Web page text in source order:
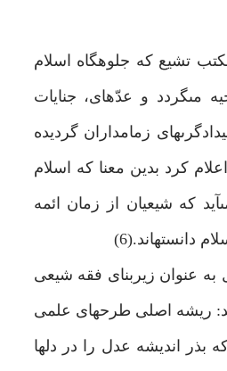
تشيع كه جلوه‏گاه اسلام
مى‏گردد و عدّه‏اى، جنايات
زمامداران گرديده
كرد بدين معنا كه اسلام
كه شيعيان از زمان ائمه
دانسته‏اند.(6)
عنوان زيربناى فقه شيعى
ريشه اصلى طرح‏هاى علمى
انديشه عدل را در دل‏ها